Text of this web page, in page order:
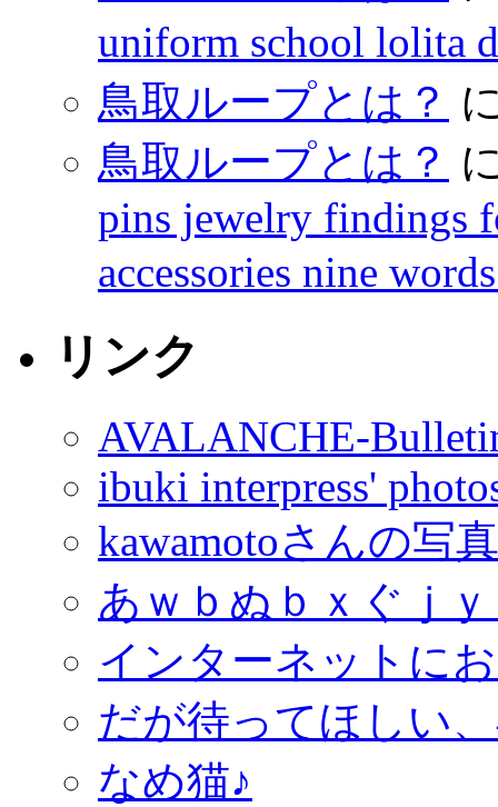
uniform school lolita
鳥取ループとは？
鳥取ループとは？
pins jewelry findings
accessories nine
リンク
AVALANCHE-
ibuki interpress'
kawamotoさんの写
あｗｂぬｂｘぐｊ
インターネットに
だが待ってほしい
なめ猫♪